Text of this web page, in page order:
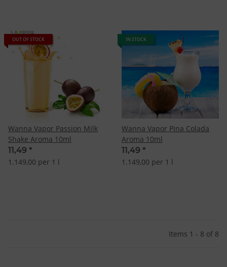
OUT OF STOCK
Wanna Vapor Passion Milk
Shake Aroma 10ml
11,49 *
1.149,00 per 1 l
IN STOCK
Wanna Vapor Pina Colada
Aroma 10ml
11,49 *
1.149,00 per 1 l
Items 1 - 8 of 8